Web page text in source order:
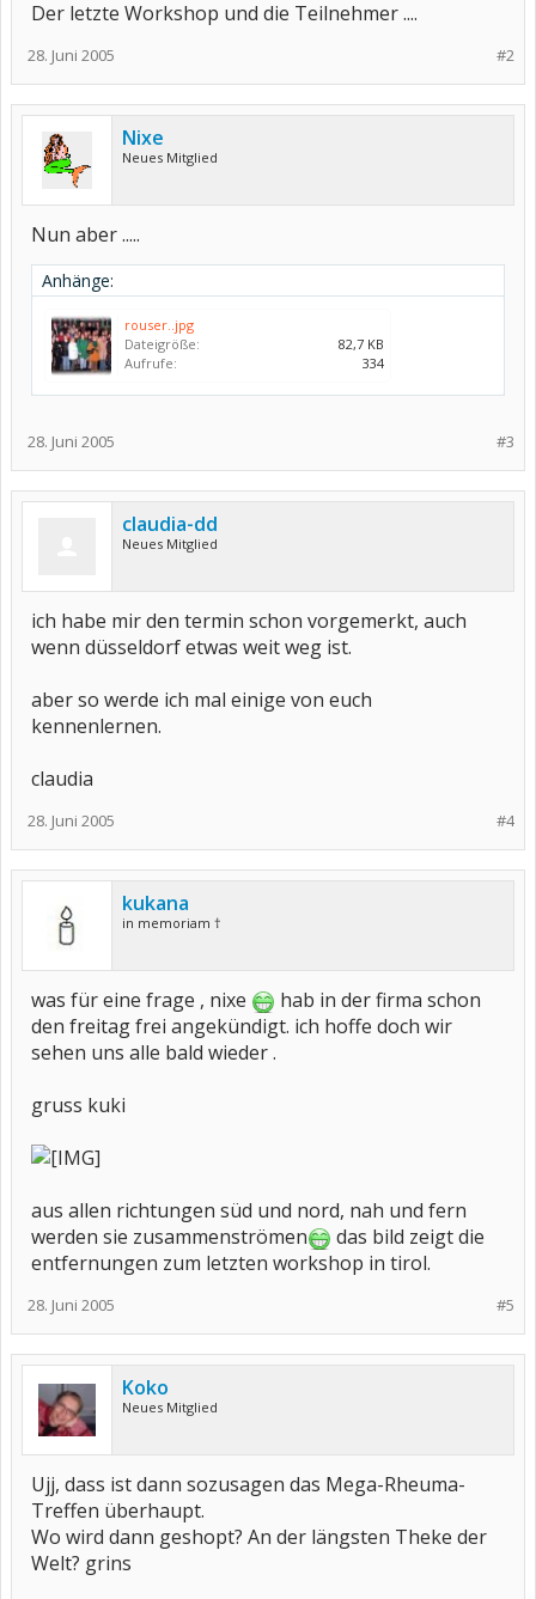
Der letzte Workshop und die Teilnehmer ....
#2
28. Juni 2005
Nixe
Neues Mitglied
Nun aber .....
Anhänge:
rouser..jpg
Dateigröße:
82,7 KB
Aufrufe:
334
#3
28. Juni 2005
claudia-dd
Neues Mitglied
ich habe mir den termin schon vorgemerkt, auch
wenn düsseldorf etwas weit weg ist.
aber so werde ich mal einige von euch
kennenlernen.
claudia
#4
28. Juni 2005
kukana
in memoriam †
was für eine frage , nixe
hab in der firma schon
den freitag frei angekündigt. ich hoffe doch wir
sehen uns alle bald wieder .
gruss kuki
aus allen richtungen süd und nord, nah und fern
werden sie zusammenströmen
das bild zeigt die
entfernungen zum letzten workshop in tirol.
#5
28. Juni 2005
Koko
Neues Mitglied
Ujj, dass ist dann sozusagen das Mega-Rheuma-
Treffen überhaupt.
Wo wird dann geshopt? An der längsten Theke der
Welt? grins